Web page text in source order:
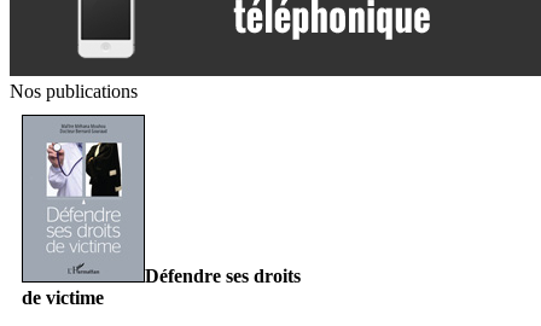
Nos publications
Défendre ses droits
de victime